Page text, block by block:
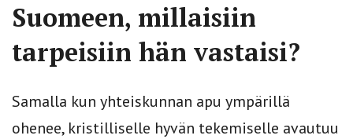
Suomeen, millaisiin
tarpeisiin hän vastaisi?
Samalla kun yhteiskunnan apu ympärillä
ohenee, kristilliselle hyvän tekemiselle avautuu